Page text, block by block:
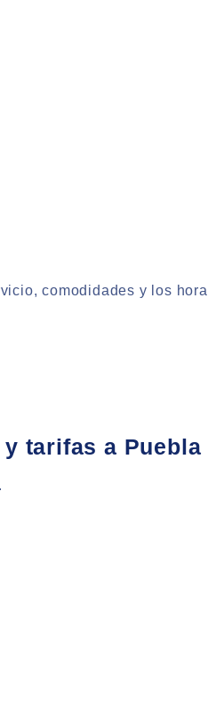
comodidades y los
tarifas a Puebla